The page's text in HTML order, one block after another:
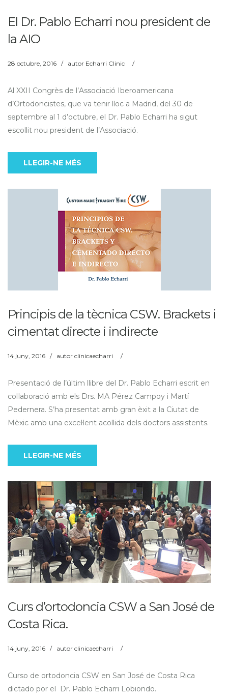
El Dr. Pablo Echarri nou president de
la AIO
28 octubre, 2016 / autor Echarri Clinic /
Al XXII Congrès de l’Associació Iberoamericana
d’Ortodoncistes, que va tenir lloc a Madrid, del 30 de
septembre al 1 d’octubre, el Dr. Pablo Echarri ha sigut
escollit nou president de l’Associació.
LLEGIR-NE MÉS
Principis de la tècnica CSW. Brackets i
cimentat directe i indirecte
14 juny, 2016 / autor clinicaecharri /
Presentació de l’últim llibre del Dr. Pablo Echarri escrit en
col·laboració amb els Drs. MA Pérez Campoy i Martí
Pedernera. S’ha presentat amb gran èxit a la Ciutat de
Mèxic amb una excel·lent acollida dels doctors assistents.
LLEGIR-NE MÉS
Curs d’ortodoncia CSW a San José de
Costa Rica.
14 juny, 2016 / autor clinicaecharri /
Curso de ortodoncia CSW en San José de Costa Rica
dictado por el Dr. Pablo Echarri Lobiondo.